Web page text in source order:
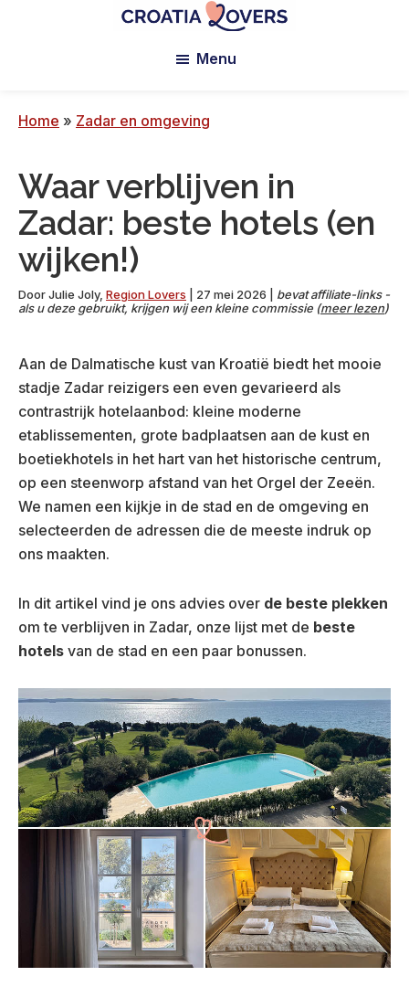
sens
-
Le
blog
de
et
Menu
Home » Zadar en omgeving
Waar verblijven in
Zadar: beste hotels (en
wijken!)
DoorJulie Joly, Region Lovers 27 mei 2026
bevat affiliate-links -
als u deze gebruikt, krijgen wij een kleine commissie (meer lezen)
Aan de Dalmatische kust van Kroatië biedt het mooie
stadje Zadar reizigers een even gevarieerd als
contrastrijk hotelaanbod: kleine moderne
etablissementen, grote badplaatsen aan de kust en
boetiekhotels in het hart van het historische centrum,
op een steenworp afstand van het Orgel der Zeeën.
We namen een kijkje in de stad en de omgeving en
selecteerden de adressen die de meeste indruk op
ons maakten.
In dit artikel vind je ons advies over de beste plekken
om te verblijven in Zadar, onze lijst met de beste
hotels van de stad en een paar bonussen.